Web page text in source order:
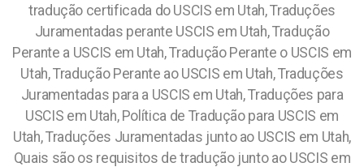
tradução certificada do USCIS em Utah, Traduções
Juramentadas perante USCIS em Utah, Tradução
Perante a USCIS em Utah, Tradução Perante o USCIS em
Utah, Tradução Perante ao USCIS em Utah, Traduções
Juramentadas para a USCIS em Utah, Traduções para
USCIS em Utah, Política de Tradução para USCIS em
Utah, Traduções Juramentadas junto ao USCIS em Utah,
Quais são os requisitos de tradução junto ao USCIS em